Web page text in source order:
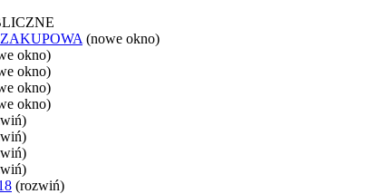
(nowe okno)
okno)
okno)
okno)
okno)
(rozwiń)